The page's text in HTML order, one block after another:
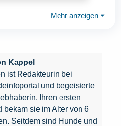
Mehr anzeigen ⏷
Kappel
ist Redakteurin bei
und begeisterte
Ihren ersten
bekam sie im Alter von 6
Seitdem sind Hunde und